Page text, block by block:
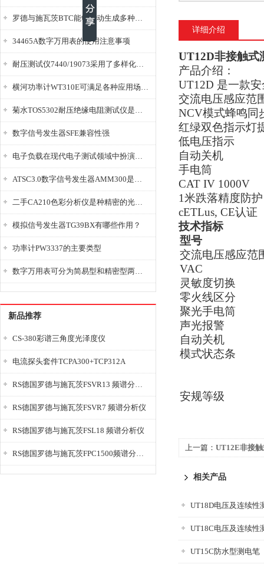
罗德与施瓦茨BTC能够自动生成多种音视频信号
34465A数字万用表的使用注意事项
耐压测试仪7440/19073采用了多样化的功能设计
横河功率计WT310E可满足各种应用场景的需求
菊水TOS5302耐压绝缘电阻测试仪是种重要的电气安全检测设备
数字信号发生器SFE兼容性强
电子负载在现代电子测试领域中扮演着重要的角色
ATSC3.0数字信号发生器AMM300是能够产生各种数字信号的电子设备
二手CA210色彩分析仪是种精密的光学测量仪器
模拟信号发生器TG39BX有哪些作用？
功率计PW3337的主要类型
数字万用表可分为简易型和精密型两大类
新品推荐
CS-380彩谱三角度光泽度仪
电流探头套件TCPA300+TCP312A
RS德国罗德与施瓦茨FSVR13 频谱分析仪
RS德国罗德与施瓦茨FSVR7 频谱分析仪
RS德国罗德与施瓦茨FSL18 频谱分析仪
RS德国罗德与施瓦茨FPC1500频谱分析仪
详细介绍
UT12D非接触式
产品介绍：
UT12D 是一款
交流电压感应范
NCV模式蜂鸣同
红绿双色指示灯
低电压指示
自动关机
手电筒
CAT IV 1000V
1米跌落精度防护
cETLus, CE认证
技术指标
型号
交流电压感应范
VAC
灵敏度切换
零火线区分
聚光手电筒
声光报警
自动关机
模式状态条
安规等级
上一篇： UT12E非接
相关产品
UT18D电压及连续性
UT18C电压及连续性
UT15C防水型测电笔